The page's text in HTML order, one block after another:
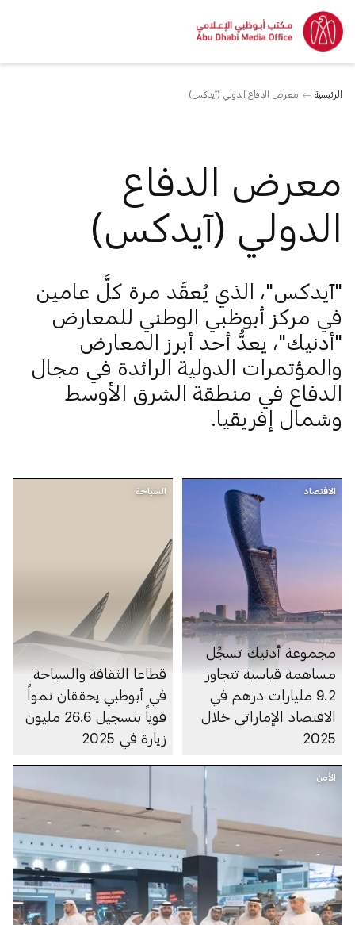
الرئيسية معرض الدفاع الدولي (آيدكس)
معرض الدفاع
الدولي (آيدكس)
"آيدكس"، الذي يُعقَد مرة كلَّ عامين
في مركز أبوظبي الوطني للمعارض
"أدنيك"، يعدُّ أحد أبرز المعارض
والمؤتمرات الدولية الرائدة في مجال
الدفاع في منطقة الشرق الأوسط
وشمال إفريقيا.
الاقتصاد
مجموعة أدنيك تسجِّل
مساهمة قياسية تتجاوز
9.2 مليارات درهم في
الاقتصاد الإماراتي خلال
2025
السياحة
قطاعا الثقافة والسياحة
في أبوظبي يحققان نمواً
قوياً بتسجيل 26.6 مليون
زيارة في 2025
الأمن